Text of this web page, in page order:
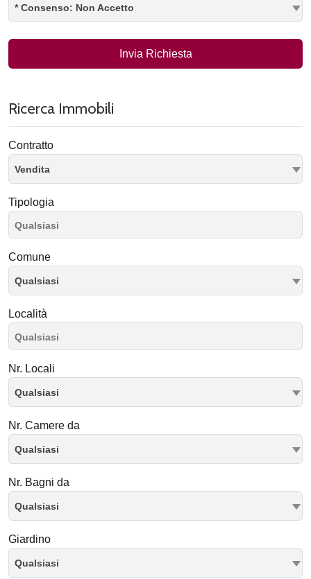
* Consenso: Non Accetto
Invia Richiesta
Ricerca Immobili
Contratto
Vendita
Tipologia
Comune
Qualsiasi
Località
Nr. Locali
Qualsiasi
Nr. Camere da
Qualsiasi
Nr. Bagni da
Qualsiasi
Giardino
Qualsiasi